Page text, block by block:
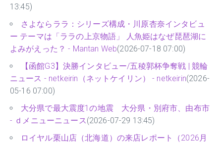
13:45)
さよならララ：シリーズ構成・川原杏奈インタビュ
ー テーマは「ララの上京物語」 人魚姫はなぜ琵琶湖に
よみがえった？ - Mantan Web(2026-07-18 07:00)
【函館G3】決勝インタビュー/五稜郭杯争奪戦 | 競輪
ニュース - netkeirin（ネットケイリン） - netkeirin(2026-
05-16 07:00)
大分県で最大震度1の地震 大分県・別府市、由布市
- ｄメニューニュース(2026-07-29 13:45)
ロイヤル栗山店（北海道）の来店レポート（2026月